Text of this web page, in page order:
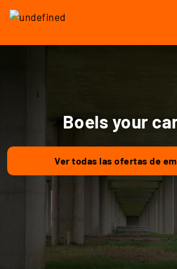
Boels your
Ver todas las ofertas de